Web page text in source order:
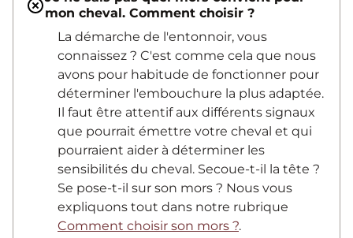
mon cheval. Comment choisir ?
La démarche de l'entonnoir, vous
connaissez ? C'est comme cela que nous
avons pour habitude de fonctionner pour
déterminer l'embouchure la plus adaptée.
Il faut être attentif aux différents signaux
que pourrait émettre votre cheval et qui
pourraient aider à déterminer les
sensibilités du cheval. Secoue-t-il la tête ?
Se pose-t-il sur son mors ? Nous vous
expliquons tout dans notre rubrique
Comment choisir son mors ?.